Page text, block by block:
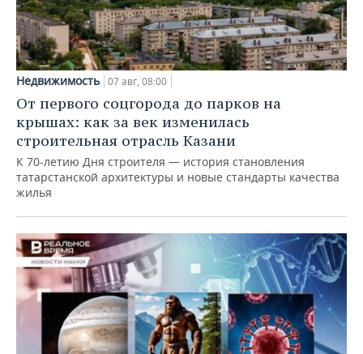
Недвижимость 07 авг, 08:00
От первого соцгорода до парков на
крышах: как за век изменилась
строительная отрасль Казани
К 70-летию Дня строителя — история становления
татарстанской архитектуры и новые стандарты качества
жилья